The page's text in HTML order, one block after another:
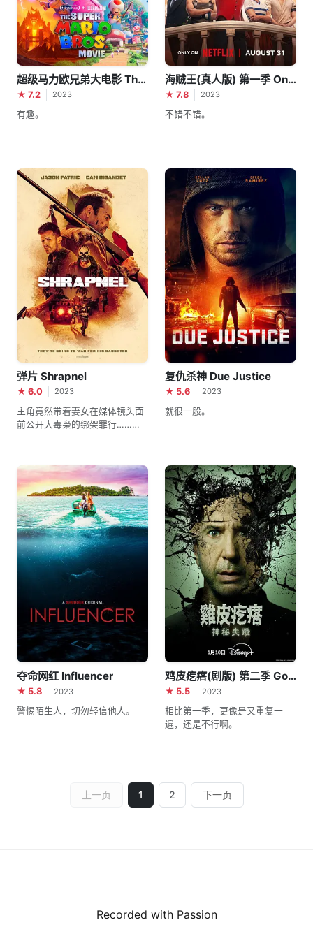
超级马力欧兄弟大电影 The Super Mario Bros. Movie
★ 7.2 2023
有趣。
海贼王(真人版) 第一季 One Piece Season 1
★ 7.8 2023
不错不错。
弹片 Shrapnel
★ 6.0 2023
主角竟然带着妻女在媒体镜头面
前公开大毒枭的绑架罪行……这
复仇杀神 Due Justice
★ 5.6 2023
就很一般。
夺命网红 Influencer
★ 5.8 2023
警惕陌生人，切勿轻信他人。
鸡皮疙瘩(剧版) 第二季 Goosebumps Season 2
★ 5.5 2023
相比第一季，更像是又重复一
遍，还是不行啊。
上一页 1 2 下一页
Recorded with Passion